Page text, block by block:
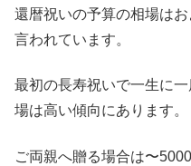
還暦祝いの予算の相場はお
言われています。
最初の長寿祝いで一生に
場は高い傾向にあります。
ご両親へ贈る場合は〜